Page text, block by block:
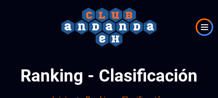
Ranking - Clasificación